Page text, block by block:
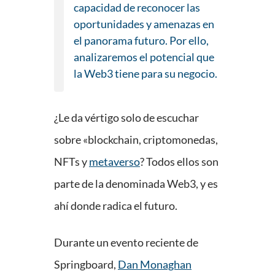
capacidad de reconocer las
oportunidades y amenazas en
el panorama futuro. Por ello,
analizaremos el potencial que
la Web3 tiene para su negocio.
¿Le da vértigo solo de escuchar
sobre «blockchain, criptomonedas,
NFTs ymetaverso? Todos ellos son
parte de la denominada Web3, y es
ahí donde radica el futuro.
Durante un evento reciente de
Springboard, Dan Monaghan